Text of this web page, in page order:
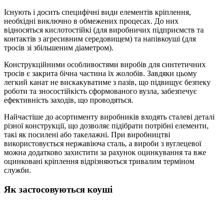
Існують і досить специфічні види елементів кріплення,
необхідні виключно в обмежених процесах. До них
відносяться кислотостійкі (для виробничих підприємств та
контактів з агресивним середовищем) та напівкоуші (для
тросів зі збільшеним діаметром).
Конструкційними особливостями виробів для синтетичних
тросів є закрита бічна частина їх жолобів. Завдяки цьому
легкий канат не вискакуватиме з пазів, що підвищує безпеку
роботи та зносостійкість сформованого вузла, забезпечує
ефективність заходів, що проводяться.
Найчастіше до асортименту виробників входять сталеві деталі
різної конструкції, що дозволяє підібрати потрібні елементи,
такі як посилені або такелажні. При виробництві
використовується нержавіюча сталь, а вироби з вуглецевої
можна додатково захистити за рахунок оцинкування та вже
оцинковані кріплення відрізняються тривалим терміном
служби.
Як застосовуються коуші